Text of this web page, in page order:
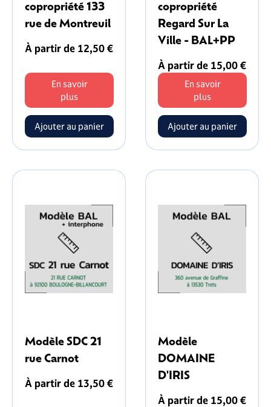
copropriété 133
rue de Montreuil
À partir de 12,50 €
En savoir
plus
copropriété
Regard Sur La
Ville - BAL+PP
À partir de 15,00 €
En savoir
plus
Modèle SDC 21
rue Carnot
À partir de 13,50 €
Modèle
DOMAINE
D'IRIS
À partir de 15,00 €